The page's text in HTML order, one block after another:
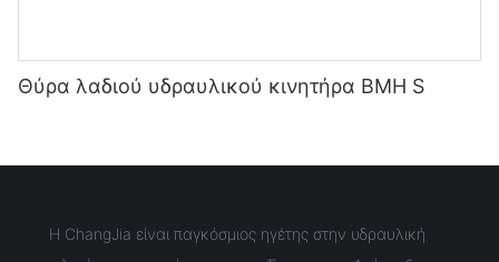
Θύρα λαδιού υδραυλικού κινητήρα BMH S
Η ChangJia είναι παγκόσμιος ηγέτης στην υδραυλική